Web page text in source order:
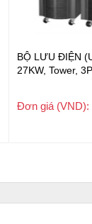
BỘ LƯU ĐIỆN
27KW, Tower,
Đơn giá (VND):